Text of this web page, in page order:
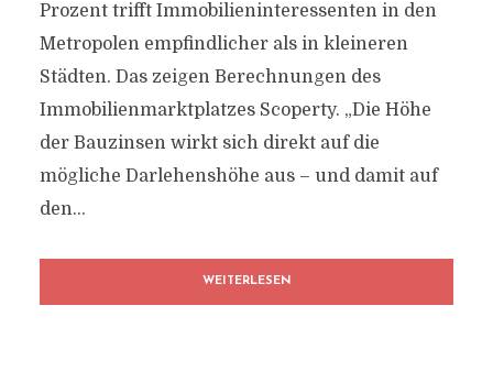
Prozent trifft Immobilieninteressenten in den
Metropolen empfindlicher als in kleineren
Städten. Das zeigen Berechnungen des
Immobilienmarktplatzes Scoperty. „Die Höhe
der Bauzinsen wirkt sich direkt auf die
mögliche Darlehenshöhe aus – und damit auf
den...
WEITERLESEN